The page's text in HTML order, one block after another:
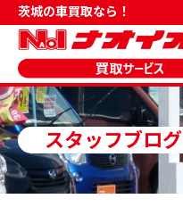
茨城の車買取なら！
スタッフブログ